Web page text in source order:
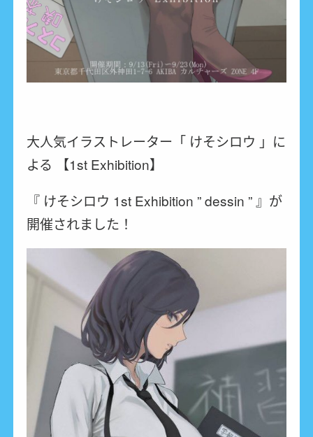
大人気イラストレーター「 けそシロウ 」に
よる 【1st Exhibition】
『 けそシロウ 1st Exhibition ” dessin ” 』が
開催されました！